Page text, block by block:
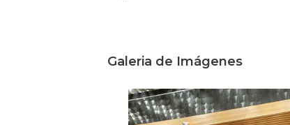
Galeria de Imágenes